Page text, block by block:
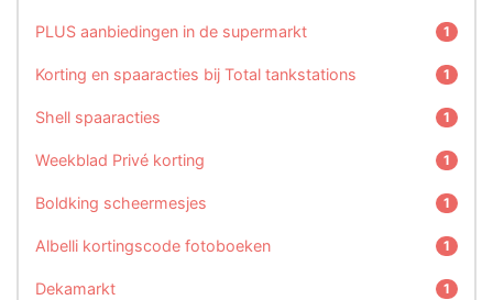
PLUS aanbiedingen in de supermarkt 1
Korting en spaaracties bij Total tankstations 1
Shell spaaracties 1
Weekblad Privé korting 1
Boldking scheermesjes 1
Albelli kortingscode fotoboeken 1
Dekamarkt 1